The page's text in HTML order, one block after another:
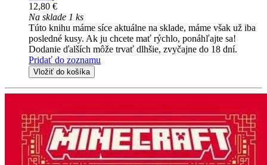
12,80 €
Na sklade 1 ks
Túto knihu máme síce aktuálne na sklade, máme však už iba
posledné kusy. Ak ju chcete mať rýchlo, ponáhľajte sa!
Dodanie ďalších môže trvať dlhšie, zvyčajne do 18 dní.
Pridať do zoznamu
Vložiť do košíka